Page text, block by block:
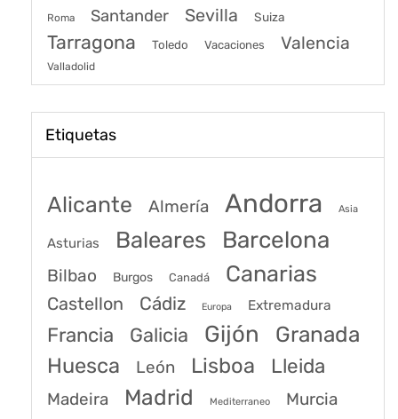
Roma Santander Sevilla Suiza
Tarragona Toledo Vacaciones Valencia
Valladolid
Etiquetas
Alicante Almería Andorra Asia
Asturias Baleares Barcelona
Bilbao Burgos Canadá Canarias
Castellon Cádiz Europa Extremadura
Francia Galicia Gijón Granada
Huesca León Lisboa Lleida
Madeira Madrid Mediterraneo Murcia